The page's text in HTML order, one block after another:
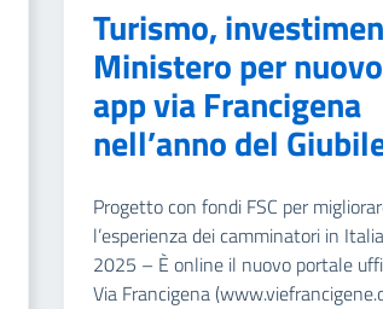
Turismo,
Ministero per
app via Francigena
nell’anno del
Progetto con fondi FSC per
l’esperienza dei camminatori in
2025 – È online il nuovo portale
Via Francigena